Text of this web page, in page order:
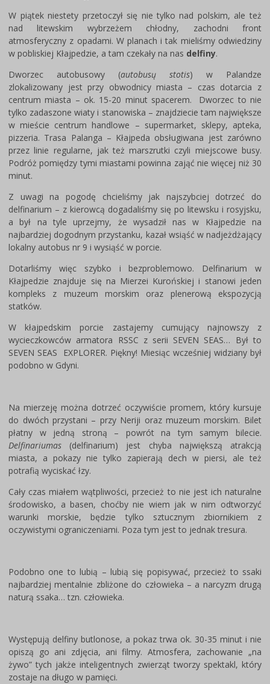
W piątek niestety przetoczył się nie tylko nad polskim, ale też
nad litewskim wybrzeżem chłodny, zachodni front
atmosferyczny z opadami. W planach i tak mieliśmy odwiedziny
w pobliskiej Kłajpedzie, a tam czekały na nas delfiny.
Dworzec autobusowy (autobusų stotis) w Palandze
zlokalizowany jest przy obwodnicy miasta – czas dotarcia z
centrum miasta – ok. 15-20 minut spacerem. Dworzec to nie
tylko zadaszone wiaty i stanowiska – znajdziecie tam największe
w mieście centrum handlowe – supermarket, sklepy, apteka,
pizzeria. Trasa Palanga – Kłajpeda obsługiwana jest zarówno
przez linie regularne, jak też marszrutki czyli miejscowe busy.
Podróż pomiędzy tymi miastami powinna zająć nie więcej niż 30
minut.
Z uwagi na pogodę chcieliśmy jak najszybciej dotrzeć do
delfinarium – z kierowcą dogadaliśmy się po litewsku i rosyjsku,
a był na tyle uprzejmy, że wysadził nas w Kłajpedzie na
najbardziej dogodnym przystanku, kazał wsiąść w nadjeżdżający
lokalny autobus nr 9 i wysiąść w porcie.
Dotarliśmy więc szybko i bezproblemowo. Delfinarium w
Kłajpedzie znajduje się na Mierzei Kurońskiej i stanowi jeden
kompleks z muzeum morskim oraz plenerową ekspozycją
statków.
W kłajpedskim porcie zastajemy cumujący najnowszy z
wycieczkowców armatora RSSC z serii SEVEN SEAS… Był to
SEVEN SEAS EXPLORER. Piękny! Miesiąc wcześniej widziany był
podobno w Gdyni.
Na mierzeję można dotrzeć oczywiście promem, który kursuje
do dwóch przystani – przy Neriji oraz muzeum morskim. Bilet
płatny w jedną stroną – powrót na tym samym bilecie.
Delfinariumas (delfinarium) jest chyba największą atrakcją
miasta, a pokazy nie tylko zapierają dech w piersi, ale też
potrafią wyciskać łzy.
Cały czas miałem wątpliwości, przecież to nie jest ich naturalne
środowisko, a basen, choćby nie wiem jak w nim odtworzyć
warunki morskie, będzie tylko sztucznym zbiornikiem z
oczywistymi ograniczeniami. Poza tym jest to jednak tresura.
Podobno one to lubią – lubią się popisywać, przecież to ssaki
najbardziej mentalnie zbliżone do człowieka – a narcyzm drugą
naturą ssaka… tzn. człowieka.
Występują delfiny butlonose, a pokaz trwa ok. 30-35 minut i nie
opiszą go ani zdjęcia, ani filmy. Atmosfera, zachowanie „na
żywo” tych jakże inteligentnych zwierząt tworzy spektakl, który
zostaje na długo w pamięci.